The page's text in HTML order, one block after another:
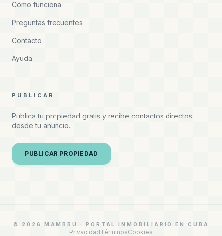
Cómo funciona
Preguntas frecuentes
Contacto
Ayuda
PUBLICAR
Publica tu propiedad gratis y recibe contactos directos
desde tu anuncio.
PUBLICAR PROPIEDAD
© 2026 MAMBBU · PORTAL INMOBILIARIO EN CUBA
PrivacidadTérminosCookies